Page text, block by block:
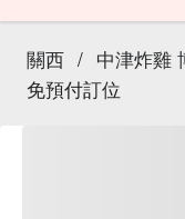
關西 / 中津炸雞
免預付訂位